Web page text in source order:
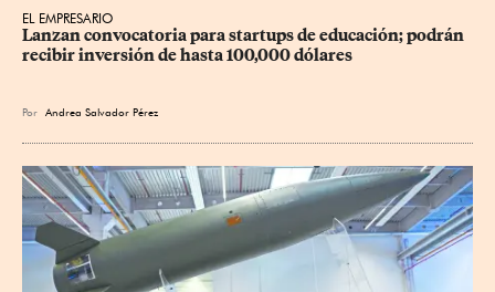
EL EMPRESARIO
Lanzan convocatoria para startups de educación; podrán
recibir inversión de hasta 100,000 dólares
Por Andrea Salvador Pérez